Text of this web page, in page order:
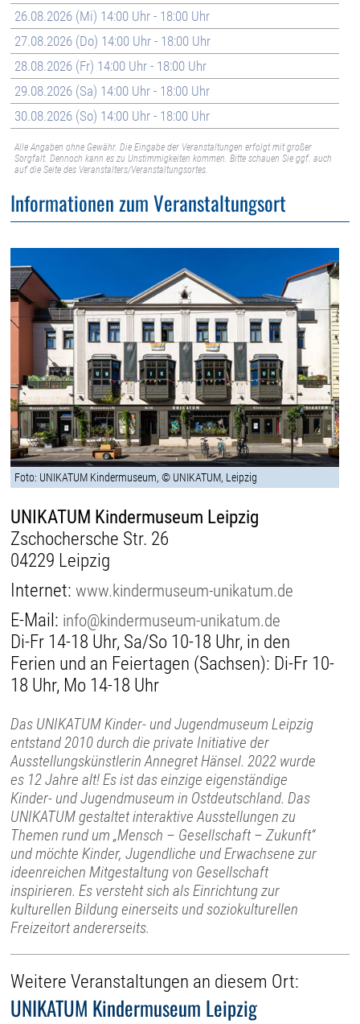
26.08.2026 (Mi) 14:00 Uhr - 18:00 Uhr
27.08.2026 (Do) 14:00 Uhr - 18:00 Uhr
28.08.2026 (Fr) 14:00 Uhr - 18:00 Uhr
29.08.2026 (Sa) 14:00 Uhr - 18:00 Uhr
30.08.2026 (So) 14:00 Uhr - 18:00 Uhr
Alle Angaben ohne Gewähr. Die Eingabe der Veranstaltungen erfolgt mit großer
Sorgfalt. Dennoch kann es zu Unstimmigkeiten kommen. Bitte schauen Sie ggf. auch
auf die Seite des Veranstalters/Veranstaltungsortes.
Informationen zum Veranstaltungsort
Foto: UNIKATUM Kindermuseum, © UNIKATUM, Leipzig
UNIKATUM Kindermuseum Leipzig
Zschochersche Str. 26
04229 Leipzig
Internet:www.kindermuseum-unikatum.de
E-Mail: info@kindermuseum-unikatum.de
Di-Fr 14-18 Uhr, Sa/So 10-18 Uhr, in den
Ferien und an Feiertagen (Sachsen): Di-Fr 10-
18 Uhr, Mo 14-18 Uhr
Das UNIKATUM Kinder- und Jugendmuseum Leipzig
entstand 2010 durch die private Initiative der
Ausstellungskünstlerin Annegret Hänsel. 2022 wurde
es 12 Jahre alt! Es ist das einzige eigenständige
Kinder- und Jugendmuseum in Ostdeutschland. Das
UNIKATUM gestaltet interaktive Ausstellungen zu
Themen rund um „Mensch – Gesellschaft – Zukunft“
und möchte Kinder, Jugendliche und Erwachsene zur
ideenreichen Mitgestaltung von Gesellschaft
inspirieren. Es versteht sich als Einrichtung zur
kulturellen Bildung einerseits und soziokulturellen
Freizeitort andererseits.
Weitere Veranstaltungen an diesem Ort:
UNIKATUM Kindermuseum Leipzig